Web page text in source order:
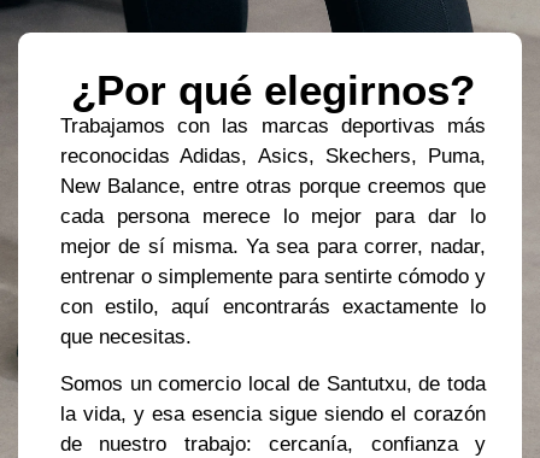
¿Por qué elegirnos?
Trabajamos con las marcas deportivas más
reconocidas Adidas, Asics, Skechers, Puma,
New Balance, entre otras porque creemos que
cada persona merece lo mejor para dar lo
mejor de sí misma. Ya sea para correr, nadar,
entrenar o simplemente para sentirte cómodo y
con estilo, aquí encontrarás exactamente lo
que necesitas.
Somos un comercio local de Santutxu, de toda
la vida, y esa esencia sigue siendo el corazón
de nuestro trabajo: cercanía, confianza y